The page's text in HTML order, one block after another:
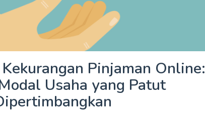
Pinjaman Online:
Usaha yang Patut